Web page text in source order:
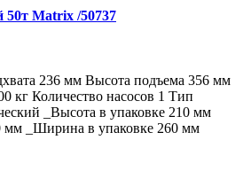
Matrix /50737
236 мм Высота подъема 356 мм
кг Количество насосов 1 Тип
_Высота в упаковке 210 мм
мм _Ширина в упаковке 260 мм